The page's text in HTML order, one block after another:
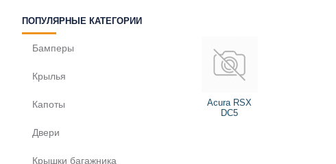
ПОПУЛЯРНЫЕ КАТЕГОРИИ
Бамперы
Крылья
Капоты
Двери
Крышки багажника
Acura RSX
DC5